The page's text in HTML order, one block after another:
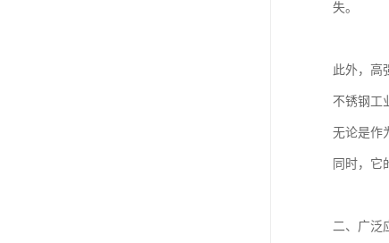
失。
此外，高
不锈钢工
无论是作
同时，它
二、广泛